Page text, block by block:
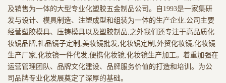
及销售为一体的大型专业化塑胶五金制品公司。自1993是一家集研
发与设计、模具制造、注塑成型和组装为一体的生产企业.公司主要
经营塑胶模具、压铸模具以及塑胶制品,之外我们还专注于高品质化
妆镜品牌,礼品镜子定制,美妆镜批发,化妆镜定制,外贸化妆镜,化妆镜
生产厂家,化妆镜一件代发,便携化妆镜,化妆镜生产加工。着重加强在
运营管理团队、品牌文化建设、品牌服务价值的打造和培训。为公
司品牌专业化发展奠定了深厚的基础。